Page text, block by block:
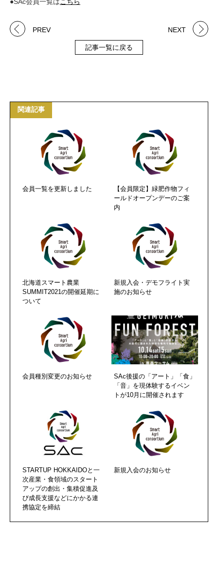
PREV
記事一覧に戻る
NEXT
関連記事
会員一覧を更新しました
【会員限定】緑肥作物フィ
ールドオープンデーのご案
内
北海道スマート農業
SUMMIT2021の開催延期に
ついて
新規入会・デモフライト実
施のお知らせ
会員種別変更のお知らせ
SAc後援の「アート」「食」
「音」を現体験するイベン
トが10月に開催されます
STARTUP HOKKAIDOと一
次産業・食領域のスタート
アップの創出・集積促進及
び成長支援などにかかる連
携協定を締結
新規入会のお知らせ